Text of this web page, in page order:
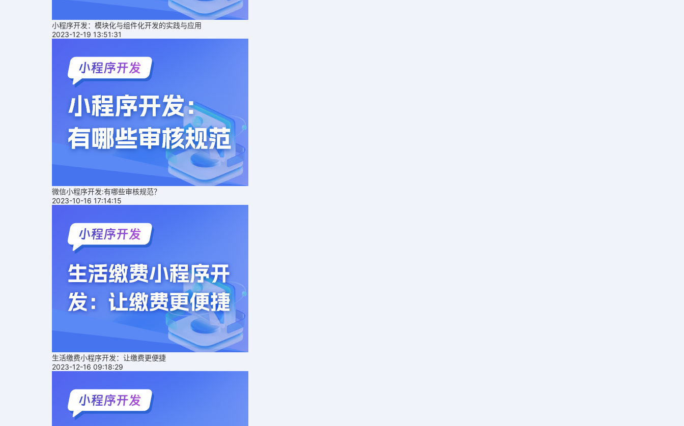
小程序开发：模块化与组件化开发的实践与应用
2023-12-19 13:51:31
微信小程序开发:有哪些审核规范？
2023-10-16 17:14:15
生活缴费小程序开发：让缴费更便捷
2023-12-16 09:18:29